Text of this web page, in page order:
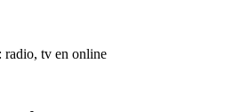
radio, tv en online